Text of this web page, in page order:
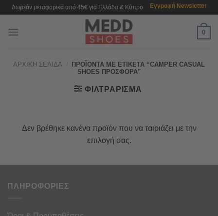
Μετάβαση
περιεχόμενο
Δωρεάν μεταφορικά από 45€ για Ελλάδα & Κύπρο Εγγραφή Newsletter
0
ΑΡΧΙΚΉ ΣΕΛΊΔΑ
ΠΡΟΪΌΝΤΑ ΜΕ ΕΤΙΚΈΤΑ “CAMPER CASUAL
SHOES ΠΡΟΣΦΟΡΑ”
ΦΙΛΤΡΆΡΙΣΜΑ
Δεν βρέθηκε κανένα προϊόν που να ταιριάζει με την
επιλογή σας.
ΠΛΗΡΟΦΟΡΙΕΣ